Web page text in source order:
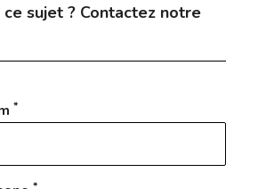
sujet ? Contactez notre
*
*